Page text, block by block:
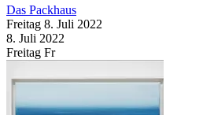
Das Packhaus
Freitag 8. Juli 2022
8. Juli 2022
Freitag Fr